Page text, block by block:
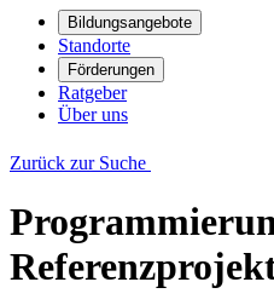
Bildungsangebote
Standorte
Förderungen
Ratgeber
Über uns
Zurück zur Suche